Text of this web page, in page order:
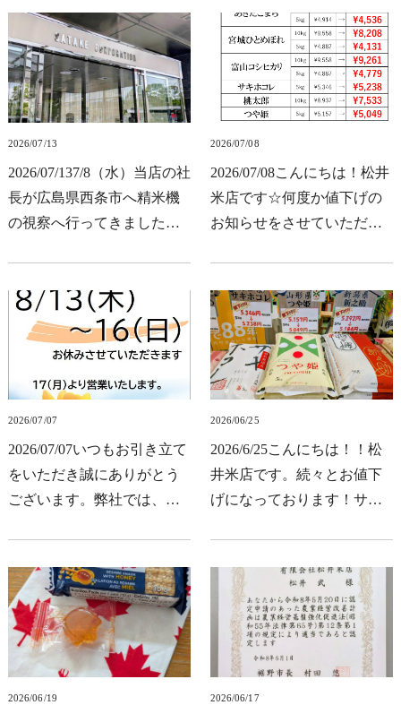
2026/07/13
2026/07/137/8（水）当店の社
長が広島県西条市へ精米機
の視察へ行ってきました！
コいいです☆モニターには
歓迎の文字が♪機械名色彩選
別機スラッシュこち…
2026/07/08
2026/07/08こんにちは！松井
米店です☆何度か値下げの
お知らせをさせていただき
さい。価格はすべて税込み
表示となっております。店
先にもぶら下げてあり…
2026/07/07
2026/07/07いつもお引き立て
をいただき誠にありがとう
ございます。弊社では、誠
す。期間中はご不便ご迷惑
をお掛け致しますが、何卒
ご了承くださいます…
2026/06/25
2026/6/25こんにちは！！松
井米店です。続々とお値下
げになっております！サキ
ち・新潟コシヒカリ（5kg・
10kg）それぞれ税込みの価
格表示となります。…
2026/06/19 2026/06/17